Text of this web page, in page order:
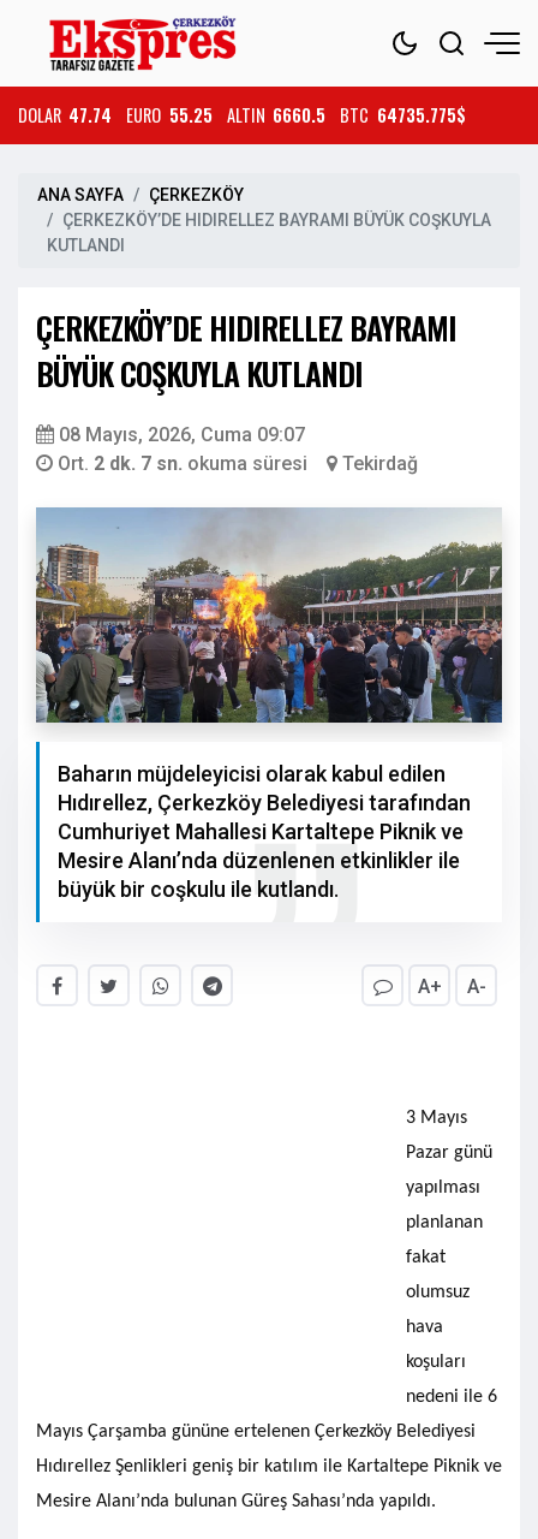
DOLAR 47.74 EURO 55.25 ALTIN 6660.5 BTC 64735.775$
ANA SAYFA
ÇERKEZKÖY
ÇERKEZKÖY’DE HIDIRELLEZ BAYRAMI BÜYÜK COŞKUYLA
KUTLANDI
ÇERKEZKÖY’DE HIDIRELLEZ BAYRAMI
BÜYÜK COŞKUYLA KUTLANDI
08 Mayıs, 2026, Cuma 09:07
Ort. 2 dk. 7 sn. okuma süresi Tekirdağ
Baharın müjdeleyicisi olarak kabul edilen
Hıdırellez, Çerkezköy Belediyesi tarafından
Cumhuriyet Mahallesi Kartaltepe Piknik ve
Mesire Alanı’nda düzenlenen etkinlikler ile
büyük bir coşkulu ile kutlandı.
A+ A-
3 Mayıs
Pazar günü
yapılması
planlanan
fakat
olumsuz
hava
koşuları
nedeni ile 6
Mayıs Çarşamba gününe ertelenen Çerkezköy Belediyesi
Hıdırellez Şenlikleri geniş bir katılım ile Kartaltepe Piknik ve
Mesire Alanı’nda bulunan Güreş Sahası’nda yapıldı.